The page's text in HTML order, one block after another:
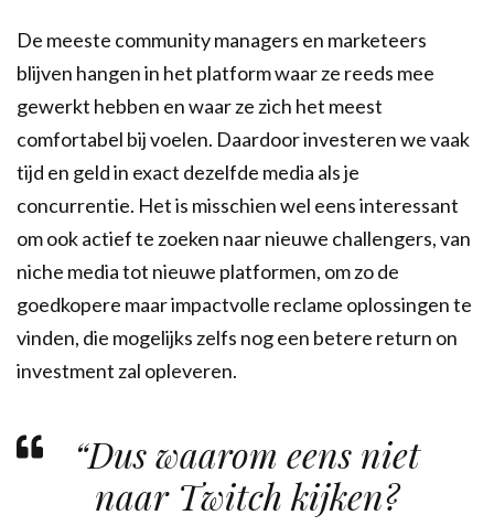
De meeste community managers en marketeers
blijven hangen in het platform waar ze reeds mee
gewerkt hebben en waar ze zich het meest
comfortabel bij voelen. Daardoor investeren we vaak
tijd en geld in exact dezelfde media als je
concurrentie. Het is misschien wel eens interessant
om ook actief te zoeken naar nieuwe challengers, van
niche media tot nieuwe platformen, om zo de
goedkopere maar impactvolle reclame oplossingen te
vinden, die mogelijks zelfs nog een betere return on
investment zal opleveren.
“Dus waarom eens niet
naar Twitch kijken?